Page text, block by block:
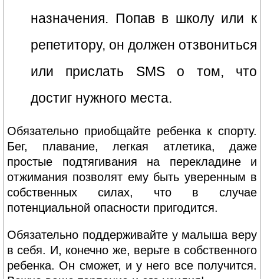
назначения. Попав в школу или к
репетитору, он должен отзвониться
или прислать SMS о том, что
достиг нужного места.
Обязательно приобщайте ребенка к спорту.
Бег, плавание, легкая атлетика, даже
простые подтягивания на перекладине и
отжимания позволят ему быть уверенным в
собственных силах, что в случае
потенциальной опасности пригодится.
Обязательно поддерживайте у малыша веру
в себя. И, конечно же, верьте в собственного
ребенка. Он сможет, и у него все получится.